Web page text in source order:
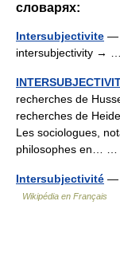
словарях:
Intersubjectivite —
intersubjectivity →
recherches de
recherches de
Les sociologues,
philosophes en… …
Intersubjectivité —
Wikipédia en Français